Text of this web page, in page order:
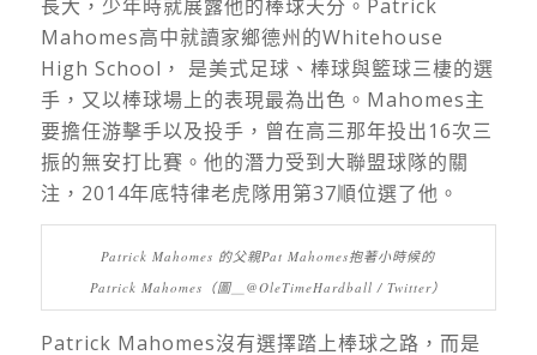
Mahomes高中就讀家鄉德州的Whitehouse
High School ， 是美式足球、棒球與籃球三棲的選
手，又以棒球場上的表現最為出色。 Mahomes主
要擔任游擊手以及投手，曾在高三那年投出16次三
振的無安打比賽。他的潛力受到大聯盟球隊的關
注， 2014年底特律老虎隊用第37順位選了他。
Patrick Mahomes 的父親Pat Mahomes抱著小時候的
Patrick Mahomes（圖＿@OleTimeHardball / Twitter）
Patrick Mahomes沒有選擇踏上棒球之路，而是